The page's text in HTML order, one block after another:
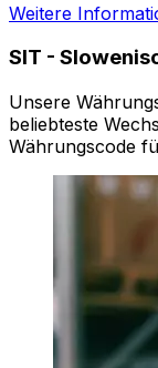
Weitere
SIT -
Unsere
beliebteste
Währungscode